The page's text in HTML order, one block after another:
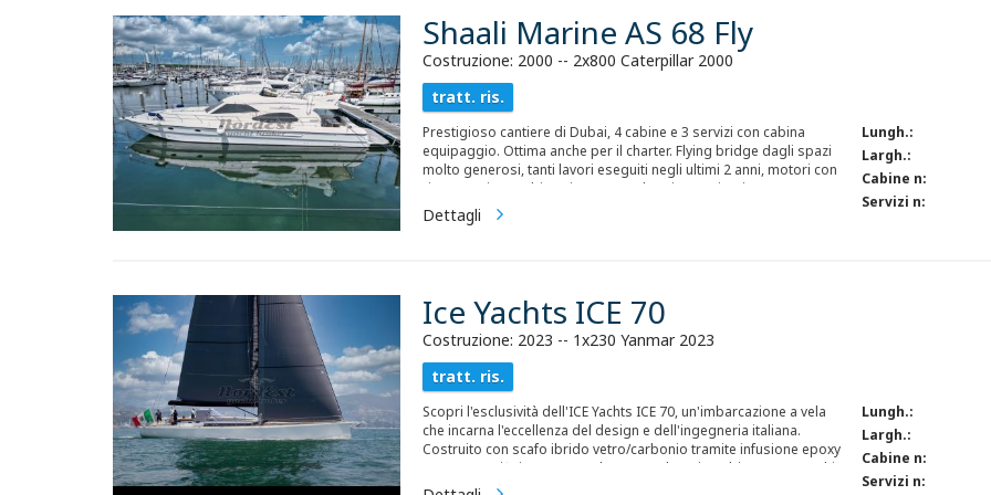
Shaali Marine AS 68 Fly
Costruzione: 2000 -- 2x800 Caterpillar 2000
tratt. ris.
Prestigioso cantiere di Dubai, 4 cabine e 3 servizi con cabina
equipaggio. Ottima anche per il charter. Flying bridge dagli spazi
molto generosi, tanti lavori eseguiti negli ultimi 2 anni, motori con
riser nuovi, scambiatori 2024. Tendaggi e cuscineria esterna
nuova. Doppio generatore.
Lungh.:
Largh.:
Cabine n:
Servizi n:
Dettagli
Ice Yachts ICE 70
Costruzione: 2023 -- 1x230 Yanmar 2023
tratt. ris.
Scopri l'esclusività dell'ICE Yachts ICE 70, un'imbarcazione a vela
che incarna l'eccellenza del design e dell'ingegneria italiana.
Costruito con scafo ibrido vetro/carbonio tramite infusione epoxy
one-step e rifinito con una elegante colorazione bianca Snow White
Awlcraft, questo yacht offre prestazioni di navigazione di alto livello
Lungh.:
Largh.:
Cabine n:
Servizi n: